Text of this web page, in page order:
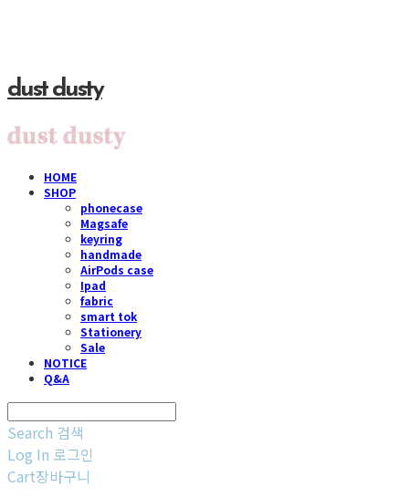
dust dusty
HOME
SHOP
phonecase
Magsafe
keyring
handmade
AirPods case
Ipad
fabric
smart tok
Stationery
Sale
NOTICE
Q&A
Search 검색
Log In 로그인
Cart장바구니